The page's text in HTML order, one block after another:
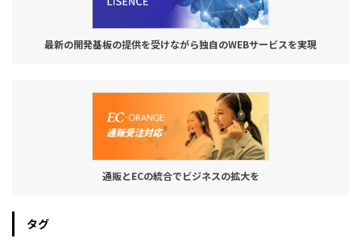
最新の開発基板の提供を受けながら独自のWEBサービスを実現
通販とECの統合でビジネスの拡大を
タグ